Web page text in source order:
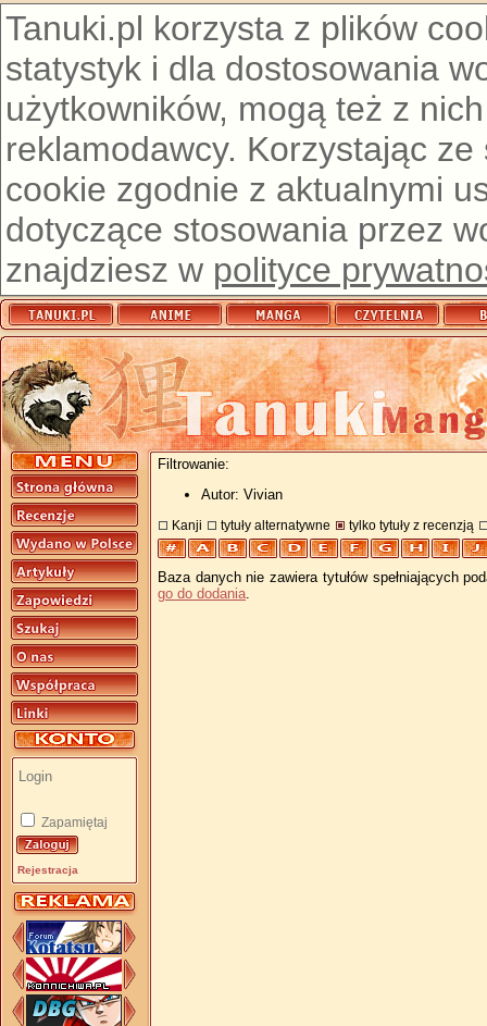
Tanuki.pl korzysta z plików
statystyk i dla dostosowania
użytkowników, mogą też z
reklamodawcy. Korzystając
cookie zgodnie z aktualnymi
dotyczące stosowania przez
znajdziesz w polityce
Zapamiętaj
Rejestracja
Filtrowanie:
Autor: Vivian
Kanji tytuły alternatywne tylko tytuły z recenzją
Baza danych nie zawiera tytułów spełniających
go do dodania.